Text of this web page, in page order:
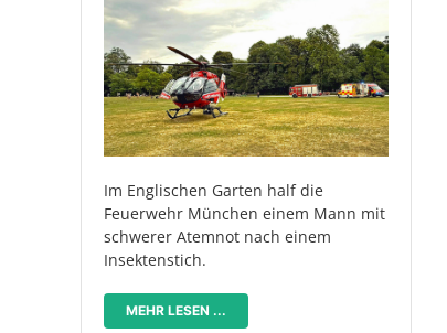
Im Englischen Garten half die
Feuerwehr München einem Mann mit
schwerer Atemnot nach einem
Insektenstich.
MEHR LESEN ...